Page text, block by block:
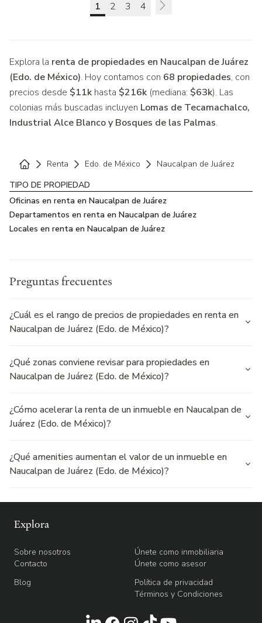
1 2 3 4 Next
Explora la renta de propiedades en Naucalpan de Juárez
(Edo. de México). Hoy contamos con 68 propiedades, con
precios desde $11k hasta $216k (mediana: $63k). Las
colonias más buscadas incluyen Lomas de Tecamachalco,
Industrial Alce Blanco y Bosques de las Palmas.
Renta Edo. de México
Naucalpan de Juárez
TIPO DE PROPIEDAD
Oficinas en renta en Naucalpan de Juárez
Departamentos en renta en Naucalpan de Juárez
Locales en renta en Naucalpan de Juárez
Preguntas frecuentes
¿Cuál es el rango de precios de propiedades en renta en
Naucalpan de Juárez (Edo. de México)?
¿Qué zonas conviene revisar para propiedades en
Naucalpan de Juárez (Edo. de México)?
¿Cómo acelerar la renta de un inmueble en Naucalpan de
Juárez (Edo. de México)?
¿Qué amenities aumentan el valor de un inmueble en
Naucalpan de Juárez (Edo. de México)?
Explora
Sobre nosotros
Contacto
Únete como inmobiliaria
Únete como asesor
Blog
Política de privacidad
Términos y Condiciones